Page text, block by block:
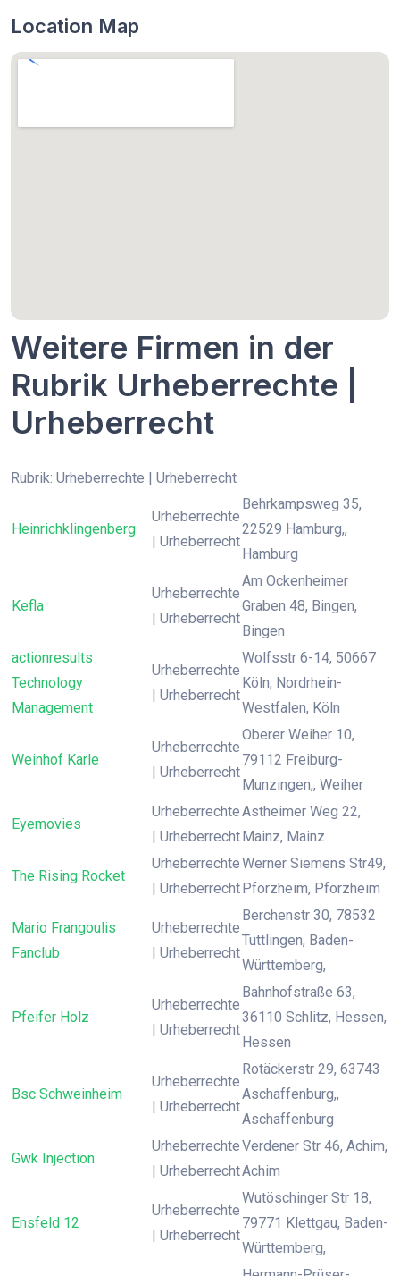
Location Map
Weitere Firmen in der
Rubrik Urheberrechte |
Urheberrecht
Rubrik: Urheberrechte | Urheberrecht
Heinrichklingenberg
Urheberrechte
| Urheberrecht
Behrkampsweg 35,
22529 Hamburg,,
Hamburg
Kefla
Urheberrechte
| Urheberrecht
Am Ockenheimer
Graben 48, Bingen,
Bingen
actionresults
Technology
Management
Urheberrechte
| Urheberrecht
Wolfsstr 6-14, 50667
Köln, Nordrhein-
Westfalen, Köln
Weinhof Karle
Urheberrechte
| Urheberrecht
Oberer Weiher 10,
79112 Freiburg-
Munzingen,, Weiher
Eyemovies
Urheberrechte
| Urheberrecht
Astheimer Weg 22,
Mainz, Mainz
The Rising Rocket
Urheberrechte
| Urheberrecht
Werner Siemens Str49,
Pforzheim, Pforzheim
Mario Frangoulis
Fanclub
Urheberrechte
| Urheberrecht
Berchenstr 30, 78532
Tuttlingen, Baden-
Württemberg,
Pfeifer Holz
Urheberrechte
| Urheberrecht
Bahnhofstraße 63,
36110 Schlitz, Hessen,
Hessen
Bsc Schweinheim
Urheberrechte
| Urheberrecht
Rotäckerstr 29, 63743
Aschaffenburg,,
Aschaffenburg
Gwk Injection
Urheberrechte
| Urheberrecht
Verdener Str 46, Achim,
Achim
Ensfeld 12
Urheberrechte
| Urheberrecht
Wutöschinger Str 18,
79771 Klettgau, Baden-
Württemberg,